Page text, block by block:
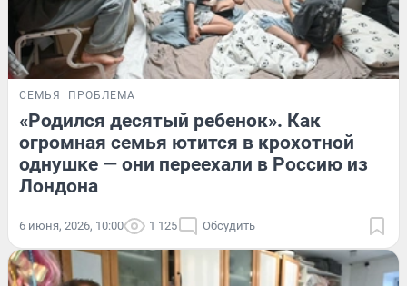
СЕМЬЯ ПРОБЛЕМА
«Родился десятый ребенок». Как
огромная семья ютится в крохотной
однушке — они переехали в Россию из
Лондона
6 июня, 2026, 10:00 1 125 Обсудить